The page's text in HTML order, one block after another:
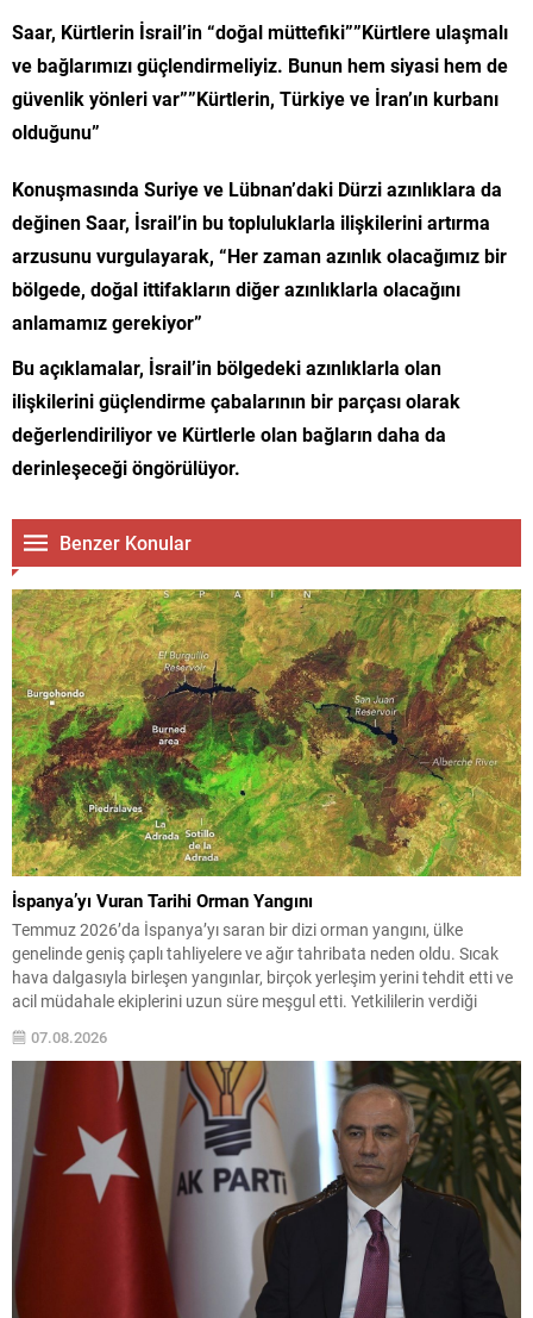
Saar, Kürtlerin İsrail’in“doğal müttefiki””Kürtlere ulaşmalı
ve bağlarımızı güçlendirmeliyiz. Bunun hem siyasi hem de
güvenlik yönleri var””Kürtlerin, Türkiye ve İran’ın kurbanı
olduğunu”
Konuşmasında Suriye ve Lübnan’daki Dürzi azınlıklara da
değinen Saar, İsrail’in bu topluluklarla ilişkilerini artırma
arzusunu vurgulayarak, “Her zaman azınlık olacağımız bir
bölgede, doğal ittifakların diğer azınlıklarla olacağını
anlamamız gerekiyor”
Bu açıklamalar, İsrail’in bölgedeki azınlıklarla olan
ilişkilerini güçlendirme çabalarının bir parçası olarak
değerlendiriliyor ve Kürtlerle olan bağların daha da
derinleşeceği öngörülüyor.
Benzer Konular
İspanya’yı Vuran Tarihi Orman Yangını
Temmuz 2026’da İspanya’yı saran bir dizi orman yangını, ülke
genelinde geniş çaplı tahliyelere ve ağır tahribata neden oldu. Sıcak
hava dalgasıyla birleşen yangınlar, birçok yerleşim yerini tehdit etti ve
acil müdahale ekiplerini uzun süre meşgul etti. Yetkililerin verdiği
alanı...
07.08.2026